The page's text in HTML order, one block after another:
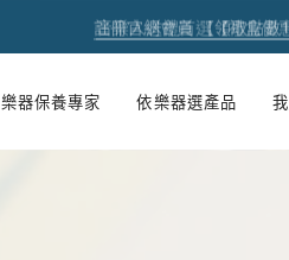
初 秋 樂 器 閃 耀 祭 🌿【 全 館
全館滿 $1500 享免
熱銷商品✨ 魔鏡樂器
音樂人送禮首選【禮盒優
註冊官網會員 【領取點數
樂器保養專家 依樂器選產品